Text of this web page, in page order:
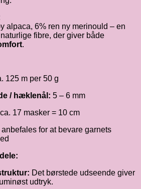
alpaca, 6% ren ny merinould – en
fibre, der giver både
.
125 m per 50 g
/ hæklenål: 5 – 6 mm
ca. 17 masker = 10 cm
for at bevare garnets
Det børstede udseende giver
udtryk.